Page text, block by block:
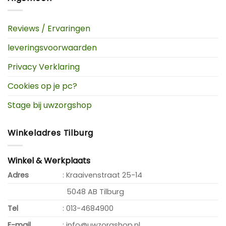
Reviews / Ervaringen
leveringsvoorwaarden
Privacy Verklaring
Cookies op je pc?
Stage bij uwzorgshop
Winkeladres Tilburg
Winkel & Werkplaats
Adres
: Kraaivenstraat 25-14
5048 AB Tilburg
Tel
: 013-4684900